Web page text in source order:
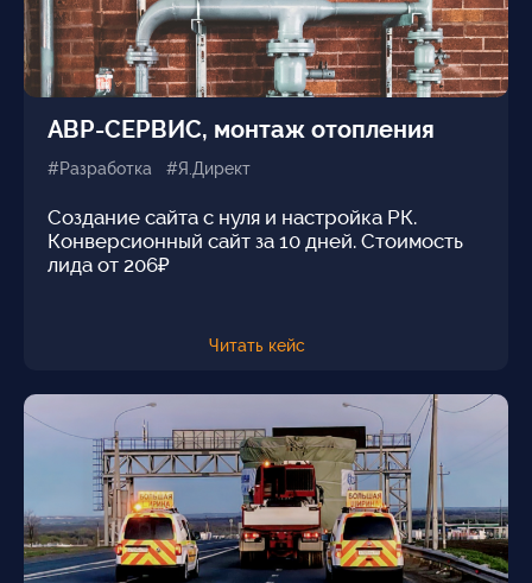
АВР-СЕРВИС, монтаж отопления
#Разработка #Я.Директ
Создание сайта с нуля и настройка РК.
Конверсионный сайт за 10 дней. Стоимость
лида от 206₽
Читать кейс